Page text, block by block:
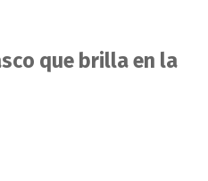
que brilla en la